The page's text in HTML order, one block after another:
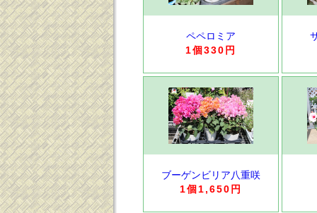
ペペロミア
1個330円
ブーゲンビリア八重咲
1個1,650円